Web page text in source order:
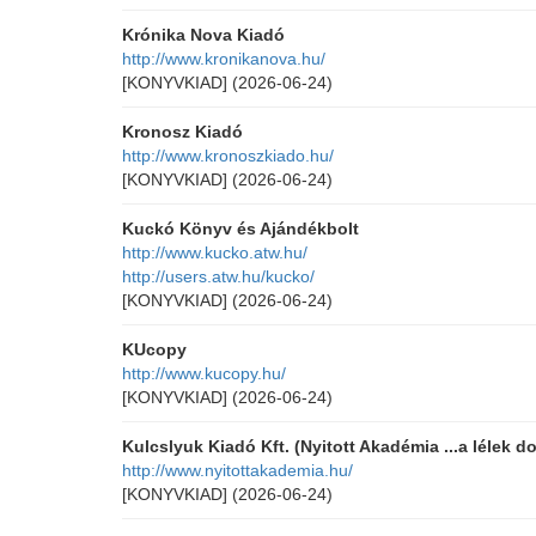
Krónika Nova Kiadó
http://www.kronikanova.hu/
[KONYVKIAD] (2026-06-24)
Kronosz Kiadó
http://www.kronoszkiado.hu/
[KONYVKIAD] (2026-06-24)
Kuckó Könyv és Ajándékbolt
http://www.kucko.atw.hu/
http://users.atw.hu/kucko/
[KONYVKIAD] (2026-06-24)
KUcopy
http://www.kucopy.hu/
[KONYVKIAD] (2026-06-24)
Kulcslyuk Kiadó Kft. (Nyitott Akadémia ...a lélek
http://www.nyitottakademia.hu/
[KONYVKIAD] (2026-06-24)